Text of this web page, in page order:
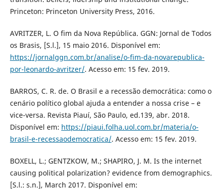
Princeton: Princeton University Press, 2016.
AVRITZER, L. O fim da Nova República. GGN: Jornal de Todos
os Brasis, [S.l.], 15 maio 2016. Disponível em:
https://jornalggn.com.br/analise/o-fim-da-novarepublica-
por-leonardo-avritzer/. Acesso em: 15 fev. 2019.
BARROS, C. R. de. O Brasil e a recessão democrática: como o
cenário político global ajuda a entender a nossa crise – e
vice-versa. Revista Piauí, São Paulo, ed.139, abr. 2018.
Disponível em: https://piaui.folha.uol.com.br/materia/o-
brasil-e-recessaodemocratica/. Acesso em: 15 fev. 2019.
BOXELL, L.; GENTZKOW, M.; SHAPIRO, J. M. Is the internet
causing political polarization? evidence from demographics.
[S.l.: s.n.], March 2017. Disponível em: